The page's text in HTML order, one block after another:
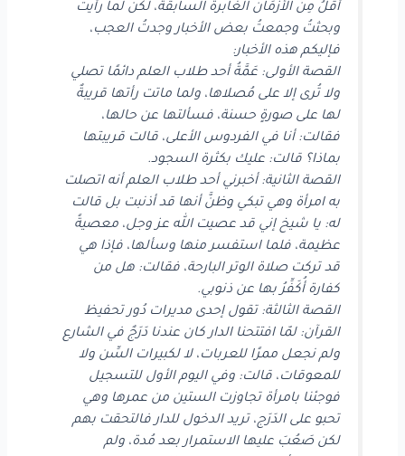
أَقَلُ مِنَ الأَزْمَان الغابرة السابقة، لكن لما رأيتُ
وبحثتُ وجمعتُ بعض الأخبار وجدتُ العجب،
فإليكم هذه الأخبار:
القصة الأولى: عَمَّةُ أحد طلاب العلم دائمًا تصلي
ولا تُرى إلا على مُصلاها، ولما ماتت رأتها قريبةٌ
لها على صورةٍ حسنة، فسألتها عن حالها،
فقالت: أنا في الفردوس الأعلى، قالت قريبتها
بماذا؟ قالت: عليك بكثرة السجود.
القصة الثانية: أخبرني أحد طلاب العلم أنه اتصلت
به امرأة وهي تبكي وظنَّ أنها قد أذنبت بل قالت
له: يا شيخ إني قد عصيت الله عز وجل، معصيةً
عظيمة، فلما استفسر منها وسألها، فإذا هي
قد تركت صلاة الوتر البارحة، فقالت: هل من
كفارة أُكَفِّرُ بها عن ذنوبي.
القصة الثالثة: تقول إحدى مديرات دُور تحفيظ
القرآن: لمّا افتتحنا الدار كان عندنا دَرَجٌ في الشارع
ولم نجعل ممرًا للعربات، لا لكبيرات السِّن ولا
للمعوقات، قالت: وفي اليوم الأول للتسجيل
فوجئنا بامرأة تجاوزت الستين من عمرها وهي
تحبو على الدَرَج، تريد الدخول للدار فالتحقت بهم
لكن صَعُبَ عليها الاستمرار بعد مُدة، ولم